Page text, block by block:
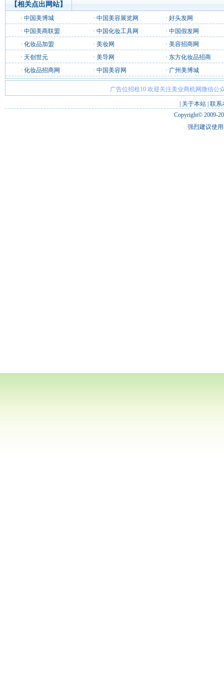
【相关点出网站】
· 中国美博城 · 中国美容展览网 · 好头发网
· 中国美商联盟 · 中国化妆工具网 · 中国假发网
· 化妆品加盟 · 美妆网 · 美容招商网
· 天创世元 · 美导网 · 东方化妆品招商
· 化妆品招商网 · 中国美容网 · 广州美博城
广告位招租10 欢迎关注美业商机网微信公
关于本站 联系
Copyright© 2009-
强烈建议使